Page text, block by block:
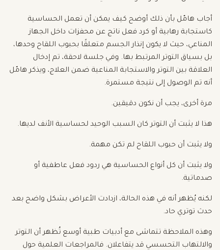
أجاب هامّل بأن ذلك أوضح كيف يمكن أن تعمل الحساسية
كاستجابة رهابية أو كرد فعل ناتج عن محفزات داخل الجهاز
المناعي، حيث لا يكون إنذار الجسم متعلقًا بحبوب اللقاح وحدها،
بل بسياق التوتر المرتبط بها. وفي جلسة لاحقة، تم إدخال
العلاقة بين التوتر والاستجابة المناعية ضمن العلاج، ويذكر هامّل
أنه تم الوصول إلى نتيجة مستمرة.
مرة أخرى، يجب أن نكون دقيقين.
هذا لا يثبت أن التوتر كان السبب الوحيد لحساسية الأنف لديها.
ولا يثبت أن حبوب اللقاح لم تكن مهمة.
ولا يثبت أن كل أنواع الحساسية هي ردود فعل عاطفية أو
صدماتية.
لكنه يُظهر أنه في هذه الحالة، ازدادت الأعراض بشكل واضح بعد
حدث توتري حاد.
وهذه الملاحظة تتماشى مع أدبيات طبية أوسع تُظهر أن التوتر
والالتهاب التحسسي قد يتفاعلان. فالمراجعات العلمية حول